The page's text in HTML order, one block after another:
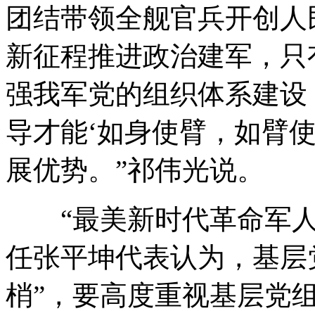
团结带领全舰官兵开创
新征程推进政治建军，
强我军党的组织体系建
导才能‘如身使臂，如臂
展优势。”祁伟光说。
“最美新时代革命军人
任张平坤代表认为，基
梢”，要高度重视基层党